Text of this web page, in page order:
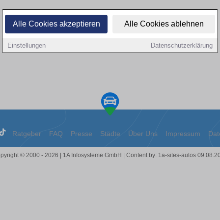
Alle Cookies akzeptieren Alle Cookies ablehnen
Einstellungen Datenschutzerklärung
Ratgeber FAQ Presse Städte Über Uns Impressum
© 2000 - 2026 | 1A Infosysteme GmbH | Content by: 1a-sites-autos